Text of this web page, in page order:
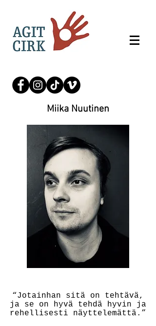
Miika Nuutinen
“Jotainhan sitä on tehtävä,
ja se on hyvä tehdä hyvin ja
rehellisesti näyttelemättä.”